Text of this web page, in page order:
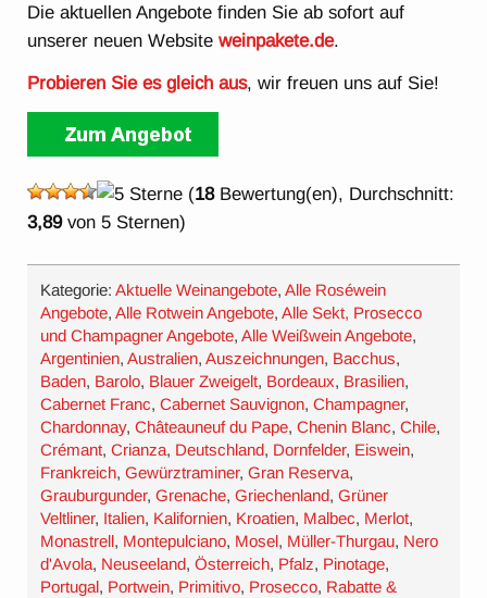
Die aktuellen Angebote finden Sie ab sofort auf
unserer neuen Websiteweinpakete.de.
Probieren Sie es gleich aus, wir freuen uns auf Sie!
(18Bewertung(en), Durchschnitt:
3,89von 5 Sternen)
Kategorie:Aktuelle Weinangebote,Alle Roséwein
Angebote,Alle Rotwein Angebote,Alle Sekt, Prosecco
und Champagner Angebote,Alle Weißwein Angebote,
Argentinien,Australien,Auszeichnungen, Bacchus,
Baden, Barolo, Blauer Zweigelt, Bordeaux, Brasilien,
Cabernet Franc,Cabernet Sauvignon,Champagner,
Chardonnay,Châteauneuf du Pape,Chenin Blanc,Chile,
Crémant,Crianza, Deutschland, Dornfelder, Eiswein,
Frankreich,Gewürztraminer,Gran Reserva,
Grauburgunder,Grenache,Griechenland,Grüner
Veltliner, Italien, Kalifornien, Kroatien, Malbec, Merlot,
Monastrell, Montepulciano, Mosel, Müller-Thurgau, Nero
d'Avola, Neuseeland,Österreich, Pfalz, Pinotage,
Portugal, Portwein, Primitivo, Prosecco, Rabatte &